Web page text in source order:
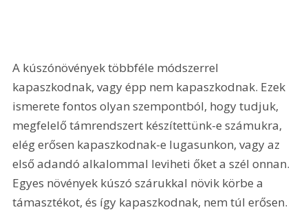
A kúszónövények többféle módszerrel
kapaszkodnak, vagy épp nem kapaszkodnak. Ezek
ismerete fontos olyan szempontból, hogy tudjuk,
megfelelő támrendszert készítettünk-e számukra,
elég erősen kapaszkodnak-e lugasunkon, vagy az
első adandó alkalommal leviheti őket a szél onnan.
Egyes növények kúszó szárukkal növik körbe a
támasztékot, és így kapaszkodnak, nem túl erősen.